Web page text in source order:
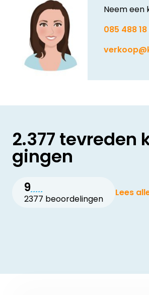
Neem een
085 488 18
2.377 tevreden
gingen
9
2377 beoordelingen
Lees